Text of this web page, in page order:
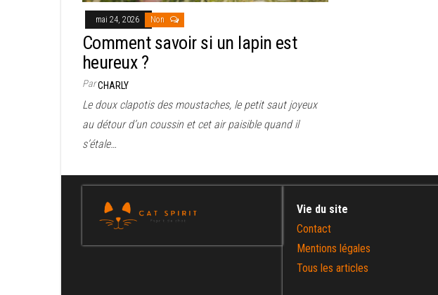
mai 24, 2026 Non
Comment savoir si un lapin est
heureux ?
ParCHARLY
Le doux clapotis des moustaches, le petit saut joyeux
au détour d’un coussin et cet air paisible quand il
s’étale…
Vie du site
Contact
Mentions légales
Tous les articles